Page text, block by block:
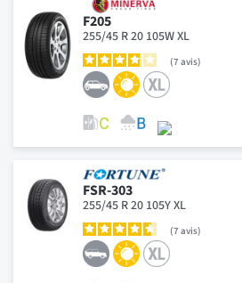
F205
255/45 R 20 105W XL
7 avis
FSR-303
255/45 R 20 105Y XL
7 avis